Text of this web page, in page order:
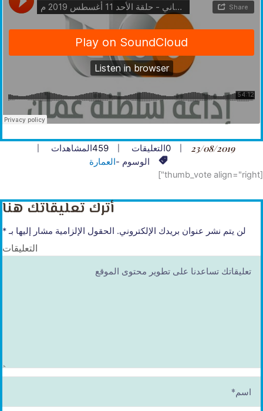
23/08/2019
0التعليقات 459المشاهدات
الوسوم -العمارة
[thumb_vote align="right"]
أترك تعليقاتك هنا
لن يتم نشر عنوان بريدك الإلكتروني. الحقول الإلزامية مشار إليها بـ*
التعليقات
م